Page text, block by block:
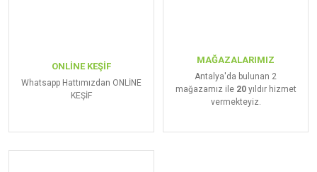
ONLİNE KEŞİF
Whatsapp Hattımızdan ONLİNE
KEŞİF
MAĞAZALARIMIZ
Antalya'da bulunan 2
mağazamız ile 20yıldır hizmet
vermekteyiz.